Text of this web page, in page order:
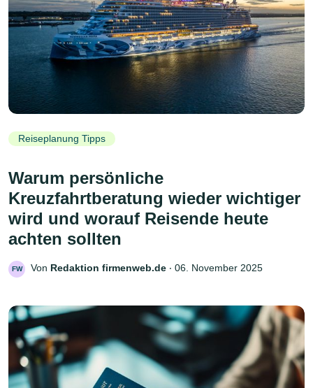
Reiseplanung Tipps
Warum persönliche
Kreuzfahrtberatung wieder wichtiger
wird und worauf Reisende heute
achten sollten
FW Von Redaktion firmenweb.de ‧ 06. November 2025